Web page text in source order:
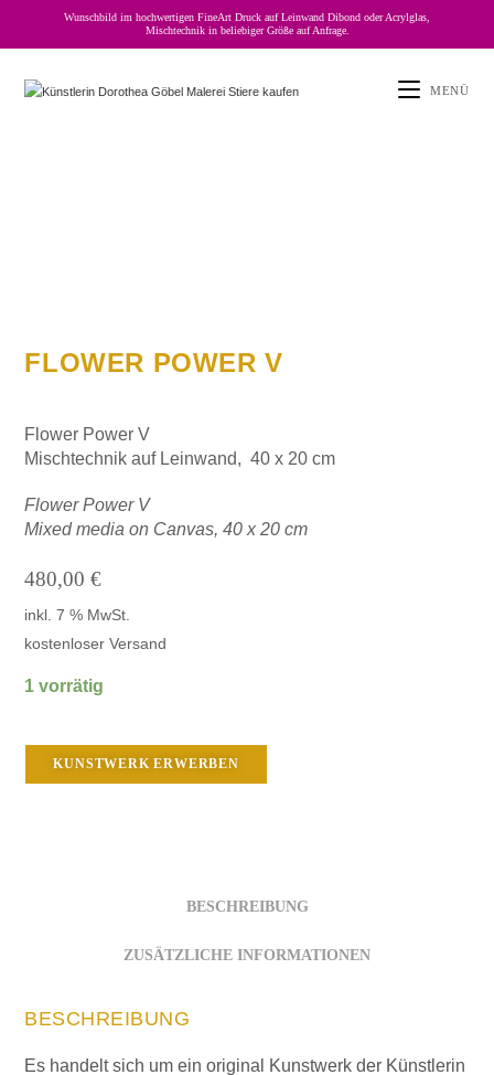
Wunschbild im hochwertigen FineArt Druck auf Leinwand Dibond oder Acrylglas,
Mischtechnik in beliebiger Größe auf Anfrage.
MENÜ
FLOWER POWER V
Flower Power V
Mischtechnik auf Leinwand, 40 x 20 cm
Flower Power V
Mixed media on Canvas,40 x 20 cm
480,00€
inkl. 7 % MwSt.
kostenloser Versand
1 vorrätig
KUNSTWERK ERWERBEN
BESCHREIBUNG
ZUSÄTZLICHE INFORMATIONEN
BESCHREIBUNG
Es handelt sich um ein original Kunstwerk der Künstlerin